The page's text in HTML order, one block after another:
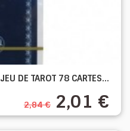
JEU DE TAROT 78 CARTES...
2,84 € 2,01 €